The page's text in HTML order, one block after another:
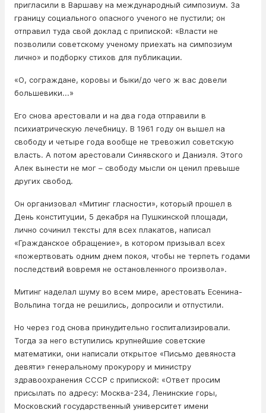
пригласили в Варшаву на международный симпозиум. За
границу социального опасного ученого не пустили; он
отправил туда свой доклад с припиской: «Власти не
позволили советскому ученому приехать на симпозиум
лично» и подборку стихов для публикации.
«О, сограждане, коровы и быки/до чего ж вас довели
большевики...»
Его снова арестовали и на два года отправили в
психиатрическую лечебницу. В 1961 году он вышел на
свободу и четыре года вообще не тревожил советскую
власть. А потом арестовали Синявского и Даниэля. Этого
Алек вынести не мог – свободу мысли он ценил превыше
других свобод.
Он организовал «Митинг гласности», который прошел в
День конституции, 5 декабря на Пушкинской площади,
лично сочинил тексты для всех плакатов, написал
«Гражданское обращение», в котором призывал всех
«пожертвовать одним днем покоя, чтобы не терпеть годами
последствий вовремя не остановленного произвола».
Митинг наделал шуму во всем мире, арестовать Есенина-
Вольпина тогда не решились, допросили и отпустили.
Но через год снова принудительно госпитализировали.
Тогда за него вступились крупнейшие советские
математики, они написали открытое «Письмо девяноста
девяти» генеральному прокурору и министру
здравоохранения СССР с припиской: «Ответ просим
присылать по адресу: Москва-234, Ленинские горы,
Московский государственный университет имени